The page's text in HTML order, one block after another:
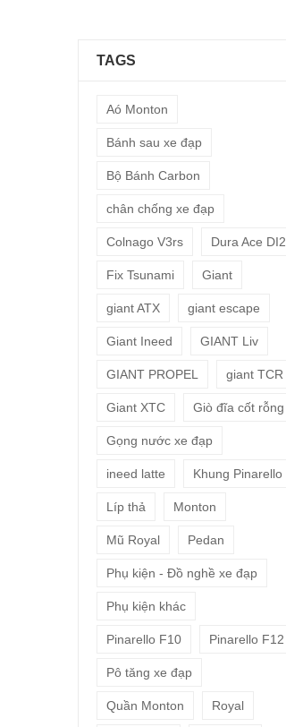
TAGS
Aó Monton
Bánh sau xe đạp
Bộ Bánh Carbon
chân chống xe đạp
Colnago V3rs Dura Ace DI2
Fix Tsunami Giant
giant ATX giant escape
Giant Ineed GIANT Liv
GIANT PROPEL giant TCR
Giant XTC Giò đĩa cốt rỗng
Gọng nước xe đạp
ineed latte Khung Pinarello
Líp thả Monton
Mũ Royal Pedan
Phụ kiện - Đồ nghề xe đạp
Phụ kiện khác
Pinarello F10 Pinarello F12
Pô tăng xe đạp
Quần Monton Royal